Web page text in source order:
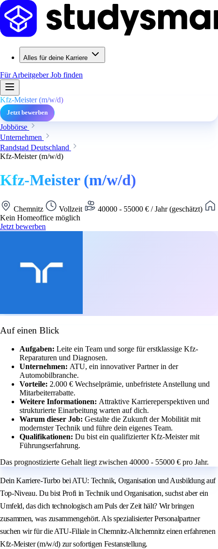
Alles für deine Karriere
Für ArbeitgeberJob finden
Kfz-Meister (m/w/d)
Jetzt bewerben
Jobbörse
Unternehmen
Randstad Deutschland
Kfz-Meister (m/w/d)
Kfz-Meister (m/w/d)
Chemnitz Vollzeit
40000 - 55000 € / Jahr (geschätzt)
Kein Homeoffice möglich
Jetzt bewerben
Auf einen Blick
Aufgaben: Leite ein Team und sorge für erstklassige Kfz-
Reparaturen und Diagnosen.
Unternehmen: ATU, ein innovativer Partner in der
Automobilbranche.
Vorteile: 2.000 € Wechselprämie, unbefristete Anstellung und
Mitarbeiterrabatte.
Weitere Informationen: Attraktive Karriereperspektiven und
strukturierte Einarbeitung warten auf dich.
Warum dieser Job: Gestalte die Zukunft der Mobilität mit
modernster Technik und führe dein eigenes Team.
Qualifikationen: Du bist ein qualifizierter Kfz-Meister mit
Führungserfahrung.
Das prognostizierte Gehalt liegt zwischen 40000 - 55000 € pro Jahr.
Dein Karriere-Turbo bei ATU: Technik, Organisation und Ausbildung auf
Top-Niveau. Du bist Profi in Technik und Organisation, suchst aber ein
Umfeld, das dich technologisch am Puls der Zeit hält? Wir bringen
zusammen, was zusammengehört. Als spezialisierter Personalpartner
suchen wir für die ATU-Filiale in Chemnitz-Altchemnitz einen erfahrenen
Kfz-Meister (m/w/d) zur sofortigen Festanstellung.